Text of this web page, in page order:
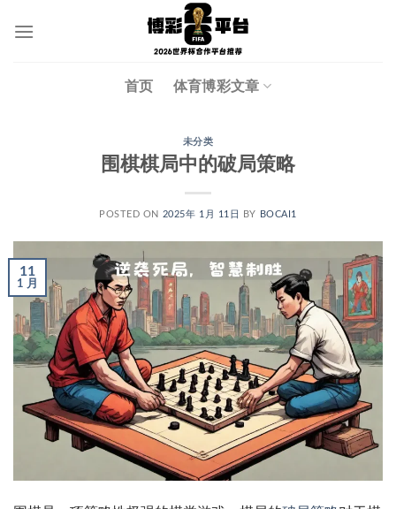
首页 体育博彩文章
未分类
围棋棋局中的破局策略
POSTED ON 2025年 1月 11日 BY BOCAI1
11
1 月